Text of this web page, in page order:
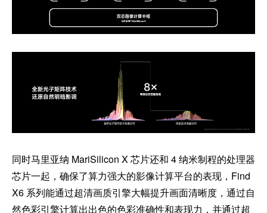
同时马里亚纳 MariSilicon X 芯片还和 4 纳米制程的处理器
芯片一起，确保了算力强大的影像计算平台的表现，Find
X6 系列能通过超清画质引擎大幅提升画面清晰度，通过自
然色彩引擎计算出出色的色彩准确性和表现力，并通过超